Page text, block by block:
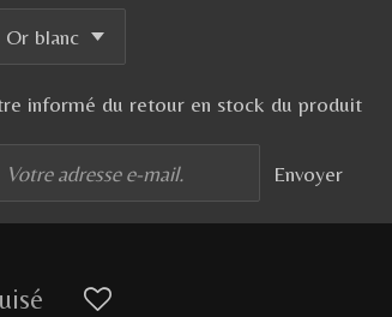
informé du retour en stock du produit
Envoyer